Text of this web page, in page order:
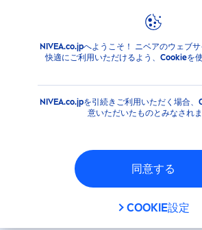
NIVEA.co.jpへようこそ！ ニベアのウェブ
快適にご利用いただけるよう、Cookieを
NIVEA.co.jpを引続きご利用いただく場合、
意いただいたものとみなされま
同意する
COOKIE設定
商品
ニベアの商品
メインカテゴリー
フェイス
日焼け止め
男性